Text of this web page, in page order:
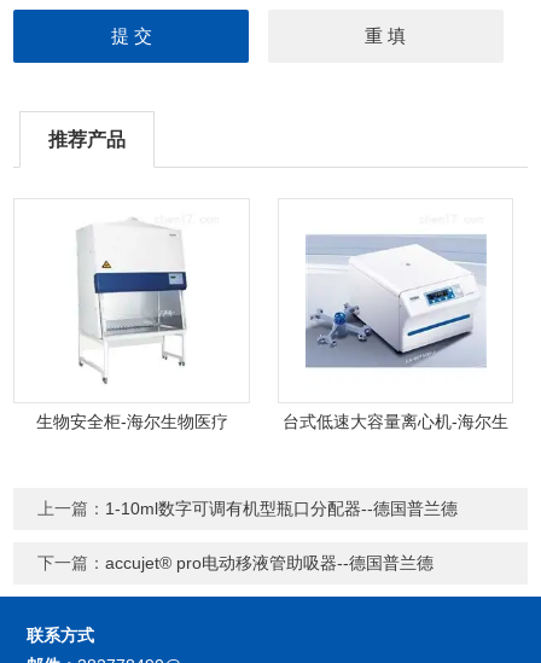
推荐产品
生物安全柜-海尔生物医疗
台式低速大容量离心机-海尔生
上一篇： 1-10ml数字可调有机型瓶口分配器--德国普兰德
下一篇：accujet® pro电动移液管助吸器--德国普兰德
联系方式